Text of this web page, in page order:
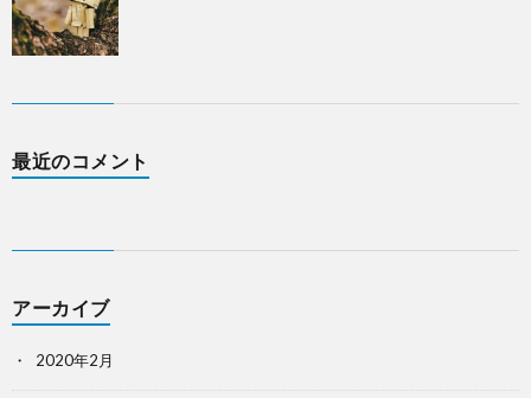
最近のコメント
アーカイブ
2020年2月